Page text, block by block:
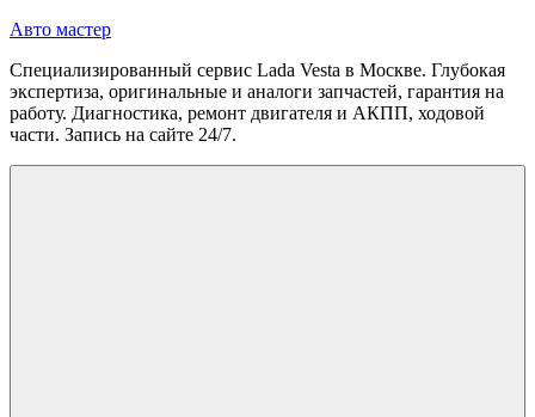
Перейти
содержимому
Авто мастер
Специализированный сервис Lada Vesta в Москве. Глубокая
экспертиза, оригинальные и аналоги запчастей, гарантия на
работу. Диагностика, ремонт двигателя и АКПП, ходовой
части. Запись на сайте 24/7.